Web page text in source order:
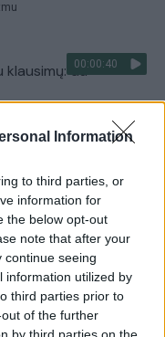
Information
to third parties, or
information for
the below opt-out
note that after your
continue seeing
information utilized by
third parties prior to
of the further
00:00:40
klausimų: du
00:00:30